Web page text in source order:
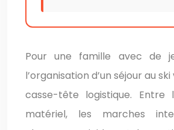
Pour une famille avec de
l’organisation d’un séjour au
casse-tête logistique.
matériel, les marches